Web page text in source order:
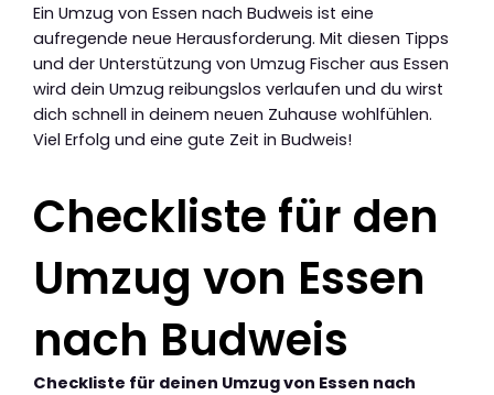
Ein Umzug von Essen nach Budweis ist eine
aufregende neue Herausforderung. Mit diesen Tipps
und der Unterstützung von Umzug Fischer aus Essen
wird dein Umzug reibungslos verlaufen und du wirst
dich schnell in deinem neuen Zuhause wohlfühlen.
Viel Erfolg und eine gute Zeit in Budweis!
Checkliste für den
Umzug von Essen
nach Budweis
Checkliste für deinen Umzug von Essen nach